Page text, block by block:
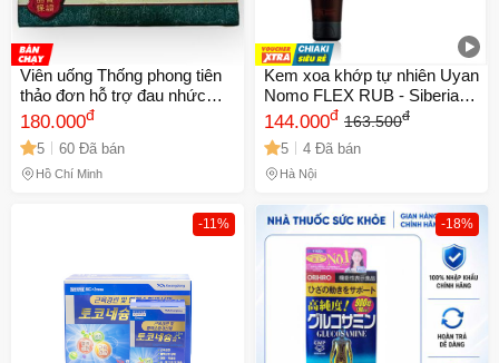
Viên uống Thống phong tiên
thảo đơn hỗ trợ đau nhức
xương khớp, đau mỏi cổ vai
gáy, đau lưng, mỏi gối, đi
đứng khó khăn 30 Viên - Mã
1509
180.000đ
5 60 Đã bán
Hồ Chí Minh
Kem xoa khớp tự nhiên Uyan
Nomo FLEX RUB - Siberian
Pure Herbs 100ml, Giúp
giảm đau khớp và mang lại
cảm giác thoải mái, không
gây kích ứng da
144.000đ 163.500đ
5 4 Đã bán
Hà Nội
-11% -18%